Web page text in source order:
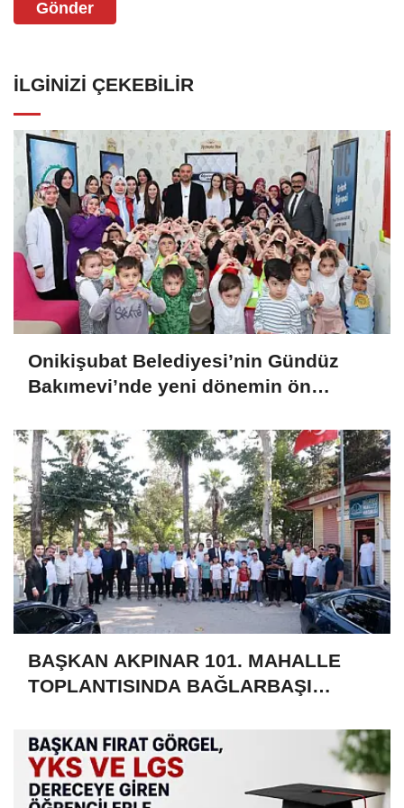
Gönder
İLGINIZI ÇEKEBILIR
Onikişubat Belediyesi’nin Gündüz
Bakımevi’nde yeni dönemin ön
BAŞKAN AKPINAR 101. MAHALLE
TOPLANTISINDA BAĞLARBAŞI
BULUŞTU